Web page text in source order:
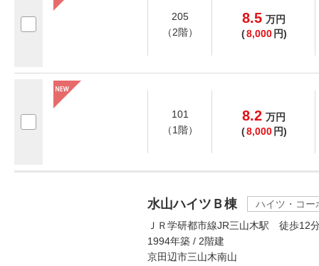
205
（2階）
8.5 万円
(8,000 円)
101
（1階）
8.2 万円
(8,000 円)
水山ハイツＢ棟
ハイツ・コー
ＪＲ学研都市線JR三山木駅 徒歩12
1994年築 / 2階建
京田辺市三山木南山